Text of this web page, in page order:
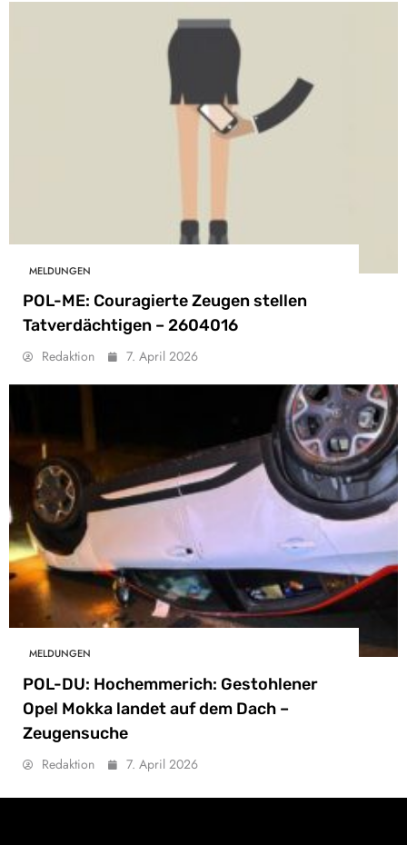
MELDUNGEN
POL-ME: Couragierte Zeugen stellen
Tatverdächtigen – 2604016
Redaktion 7. April 2026
MELDUNGEN
POL-DU: Hochemmerich: Gestohlener
Opel Mokka landet auf dem Dach –
Zeugensuche
Redaktion 7. April 2026